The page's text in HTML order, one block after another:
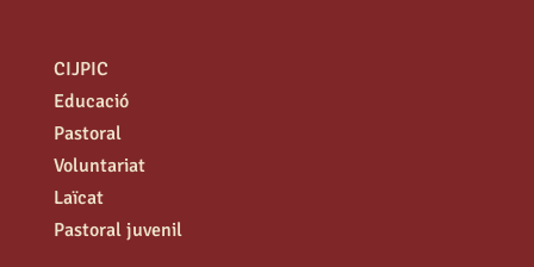
CIJPIC
Educació
Pastoral
Voluntariat
Laïcat
Pastoral juvenil